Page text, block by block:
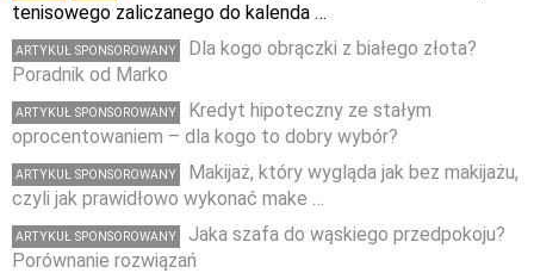
tenisowego zaliczanego do kalenda …
ARTYKUŁ SPONSOROWANY
Dla kogo obrączki z białego złota?
Poradnik od Marko
ARTYKUŁ SPONSOROWANY
Kredyt hipoteczny ze stałym
oprocentowaniem – dla kogo to dobry wybór?
ARTYKUŁ SPONSOROWANY
Makijaż, który wygląda jak bez makijażu,
czyli jak prawidłowo wykonać make …
ARTYKUŁ SPONSOROWANY
Jaka szafa do wąskiego przedpokoju?
Porównanie rozwiązań